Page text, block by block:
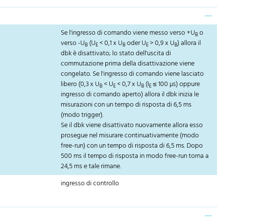
Se l'ingresso di comando viene messo verso +UBo
verso -UB (UE< 0,1 x UBoder UE> 0,9 x UB) allora il
dbk è disattivato; lo stato dell'uscita di
commutazione prima della disattivazione viene
congelato. Se l'ingresso di comando viene lasciato
libero (0,3 x UB< UE< 0,7 x UB (IE≤ 100 µs) oppure
ingresso di comando aperto) allora il dbk inizia le
misurazioni con un tempo di risposta di 6,5 ms
(modo trigger).
Se il dbk viene disattivato nuovamente allora esso
prosegue nel misurare continuativamente (modo
free-run) con un tempo di risposta di 6,5 ms. Dopo
500 ms il tempo di risposta in modo free-run torna a
24,5 ms e tale rimane.
ingresso di controllo